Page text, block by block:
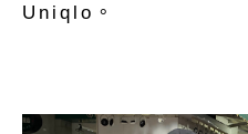
Uniqlo。